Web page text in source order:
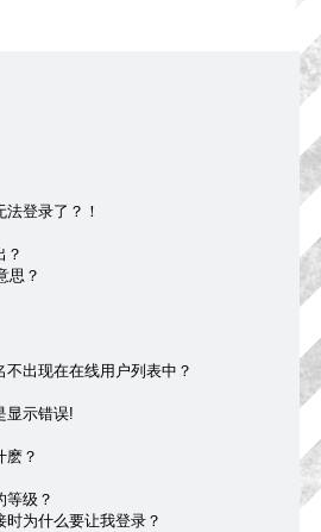
登录了？！
？
思？
出现在在线用户列表中？
显示错误!
麽？
等级？
为什么要让我登录？